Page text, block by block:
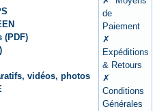
(PDF)
vidéos, photos
de
Paiement
✗
Expéditions
& Retours
✗
Conditions
Générales